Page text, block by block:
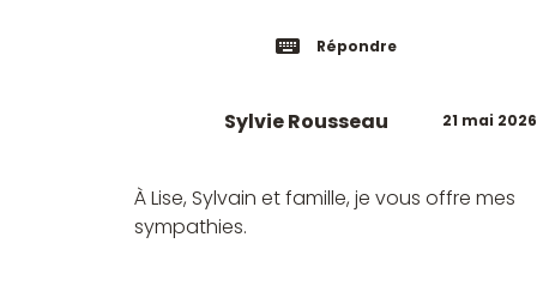
Répondre
21 mai 2026
Sylvie Rousseau
À Lise, Sylvain et famille, je vous offre mes
sympathies.